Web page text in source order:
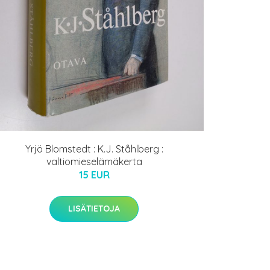
Yrjö Blomstedt : K.J. Ståhlberg :
valtiomieselämäkerta
15 EUR
LISÄTIETOJA